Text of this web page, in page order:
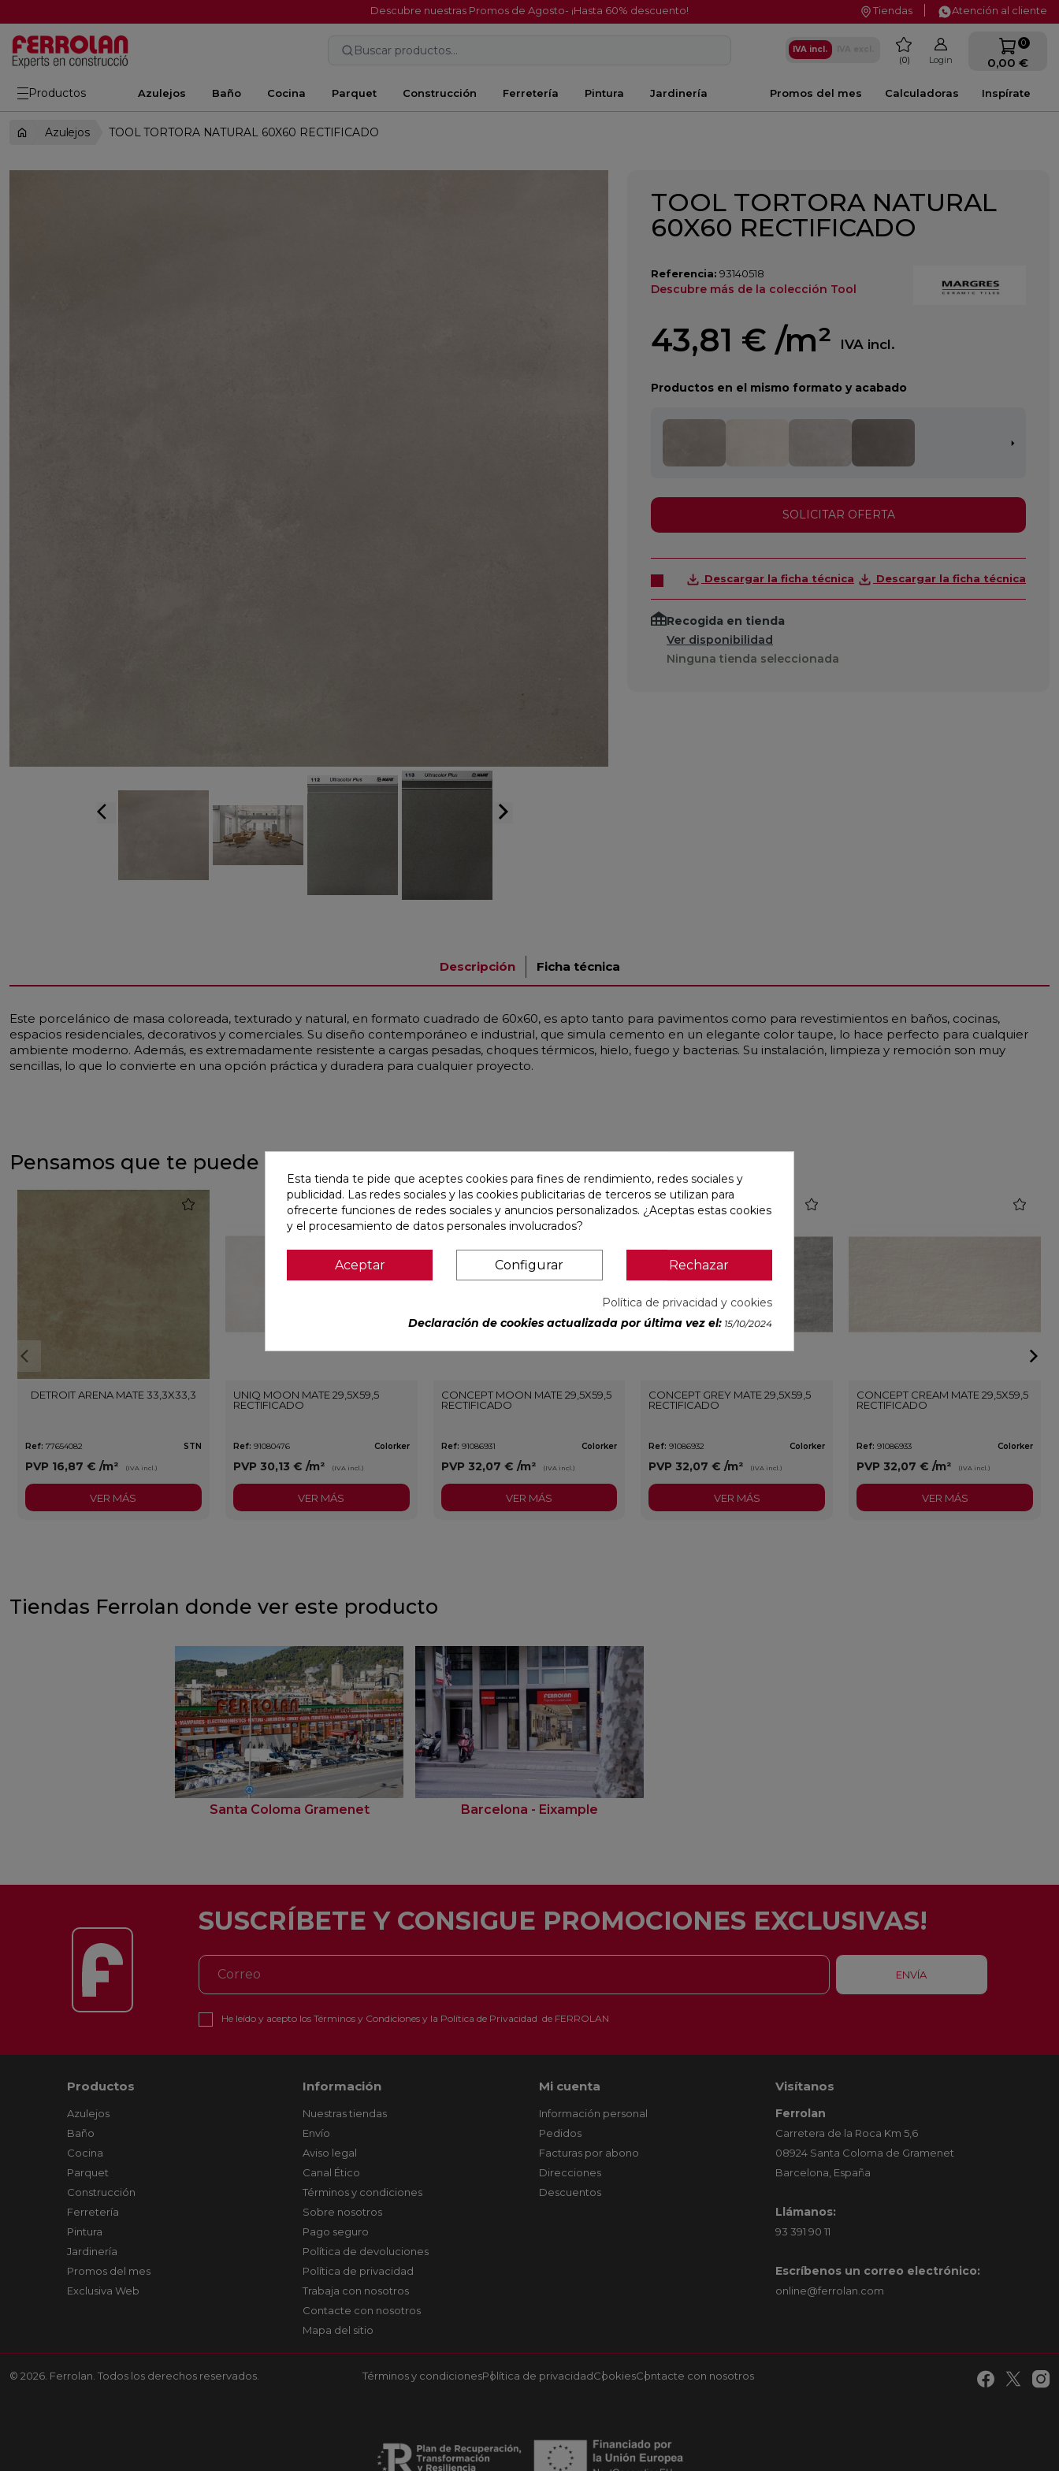
Descubre nuestras Promos de Agosto- ¡Hasta 60% descuento! Tiendas Atención al cliente
Buscar productos... IVA incl. favorite
0 Login
0
0,00 €
Productos Azulejos Baño Cocina Parquet Construcción Ferretería Pintura Jardinería Inspírate
Calculadoras
Promos del mes
Azulejos TOOL TORTORA NATURAL 60X60 RECTIFICADO
arrow_back_ios arrow_forward_ios
TOOL TORTORA NATURAL
60X60 RECTIFICADO
Referencia: 93140518
Descubre más de la colección Tool
43,81 € /m² IVA incl.
Productos en el mismo formato y acabado
SOLICITAR OFERTA
Descargar la ficha técnica Descargar la ficha técnica
Recogida en tienda
Ver disponibilidad
Ninguna tienda seleccionada
Descripción Ficha técnica
Este porcelánico de masa coloreada, texturado y natural, en formato cuadrado de 60x60, es apto tanto para pavimentos como para revestimientos en baños, cocinas,
espacios residenciales, decorativos y comerciales. Su diseño contemporáneo e industrial, que simula cemento en un elegante color taupe, lo hace perfecto para cualquier
ambiente moderno. Además, es extremadamente resistente a cargas pesadas, choques térmicos, hielo, fuego y bacterias. Su instalación, limpieza y remoción son muy
sencillas, lo que lo convierte en una opción práctica y duradera para cualquier proyecto.
Pensamos que te puede interesar
DETROIT ARENA MATE 33,3X33,3
Ref: 77654082 STN
PVP 16,87 € /m² (IVA incl.)
favorite
VER MÁS
UNIQ MOON MATE 29,5X59,5
RECTIFICADO
Ref: 91080476 Colorker
PVP 30,13 € /m² (IVA incl.)
favorite
VER MÁS
CONCEPT MOON MATE 29,5X59,5
RECTIFICADO
Ref: 91086931 Colorker
PVP 32,07 € /m² (IVA incl.)
favorite
VER MÁS
CONCEPT GREY MATE 29,5X59,5
RECTIFICADO
Ref: 91086932 Colorker
PVP 32,07 €/m² (IVA incl.)
VER MÁS
CONCEPT CREAM MATE 29,5X59,5
RECTIFICADO
Ref: 91086933 Colorker
PVP 32,07 €/m² (IVA incl.)
favorite
VER MÁS
Tiendas Ferrolan donde ver este producto
Santa Coloma Gramenet Barcelona - Eixample
SUSCRÍBETE Y CONSIGUE PROMOCIONES EXCLUSIVAS!
He leído y acepto los Términos y Condicionesy la Política de Privacidad de FERROLAN
Productos
Azulejos
Baño
Cocina
Parquet
Construcción
Ferretería
Pintura
Jardinería
Promos del mes
Exclusiva Web
Información
Nuestras tiendas
Envío
Aviso legal
Canal Ético
Términos y condiciones
Sobre nosotros
Pago seguro
Política de devoluciones
Política de privacidad
Trabaja con nosotros
Contacte con nosotros
Mapa del sitio
Mi cuenta
Información personal
Pedidos
Facturas por abono
Direcciones
Descuentos
Visítanos
Ferrolan
Carretera de la Roca Km 5,6
08924 Santa Coloma de Gramenet
Barcelona, España
Llámanos:
93 391 90 11
Escríbenos un correo electrónico:
online@ferrolan.com
© 2026. Ferrolan. Todos los derechos reservados. Términos y condicionesPolítica de privacidadCookiesContacte con nosotros
Esta tienda te pide que aceptes cookies para fines de rendimiento, redes sociales y
publicidad. Las redes sociales y las cookies publicitarias de terceros se utilizan para
ofrecerte funciones de redes sociales y anuncios personalizados. ¿Aceptas estas cookies
y el procesamiento de datos personales involucrados?
Aceptar Configurar Rechazar
Política de privacidad y cookies
Declaración de cookies actualizada por última vez el: 15/10/2024